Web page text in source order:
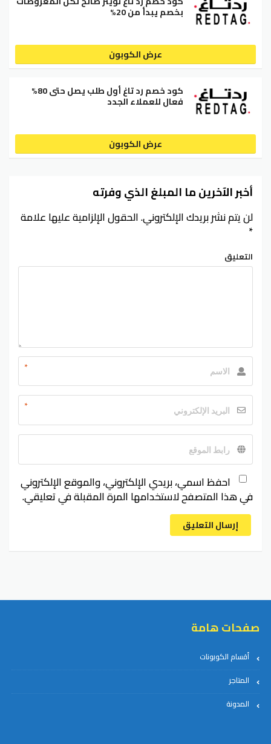
بخصم يبدأ من 20%
عرض الكوبون
كود خصم رد تاغ أول طلب يصل حتى 80%
فعال للعملاء الجدد
عرض الكوبون
أخبر الآخرين ما المبلغ الذي وفرته
لن يتم نشر بريدك الإلكتروني.الحقول الإلزامية عليها علامة
*
التعليق
*
*
احفظ اسمي، بريدي الإلكتروني، والموقع الإلكتروني
في هذا المتصفح لاستخدامها المرة المقبلة في تعليقي.
إرسال التعليق
صفحات هامة
أقسام الكوبونات
المتاجر
المدونة